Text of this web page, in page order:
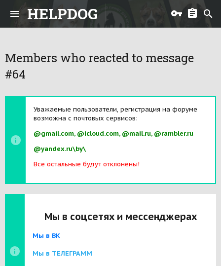
HELPDOG
Members who reacted to message
#64
Уважаемые пользователи, регистрация на форуме
возможна с почтовых сервисов:
@gmail.com, @icloud.com, @mail.ru, @rambler.ru
@yandex.ru\by\
Все остальные будут отклонены!
Мы в соцсетях и мессенджерах
Мы в ВК
Мы в ТЕЛЕГРАММ